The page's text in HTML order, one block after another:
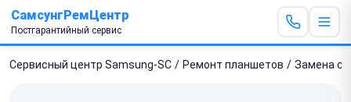
СамсунгРемЦентр
Постгарантийный сервис
Сервисный центр Samsung-SC / Ремонт планшетов / Замена